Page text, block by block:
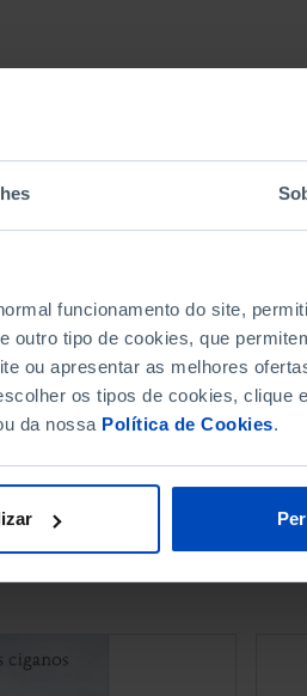
funcionamento do site,
tipo de cookies, que
ou apresentar as melhores
os tipos de cookies, clique
da nossa Política de Cookies.